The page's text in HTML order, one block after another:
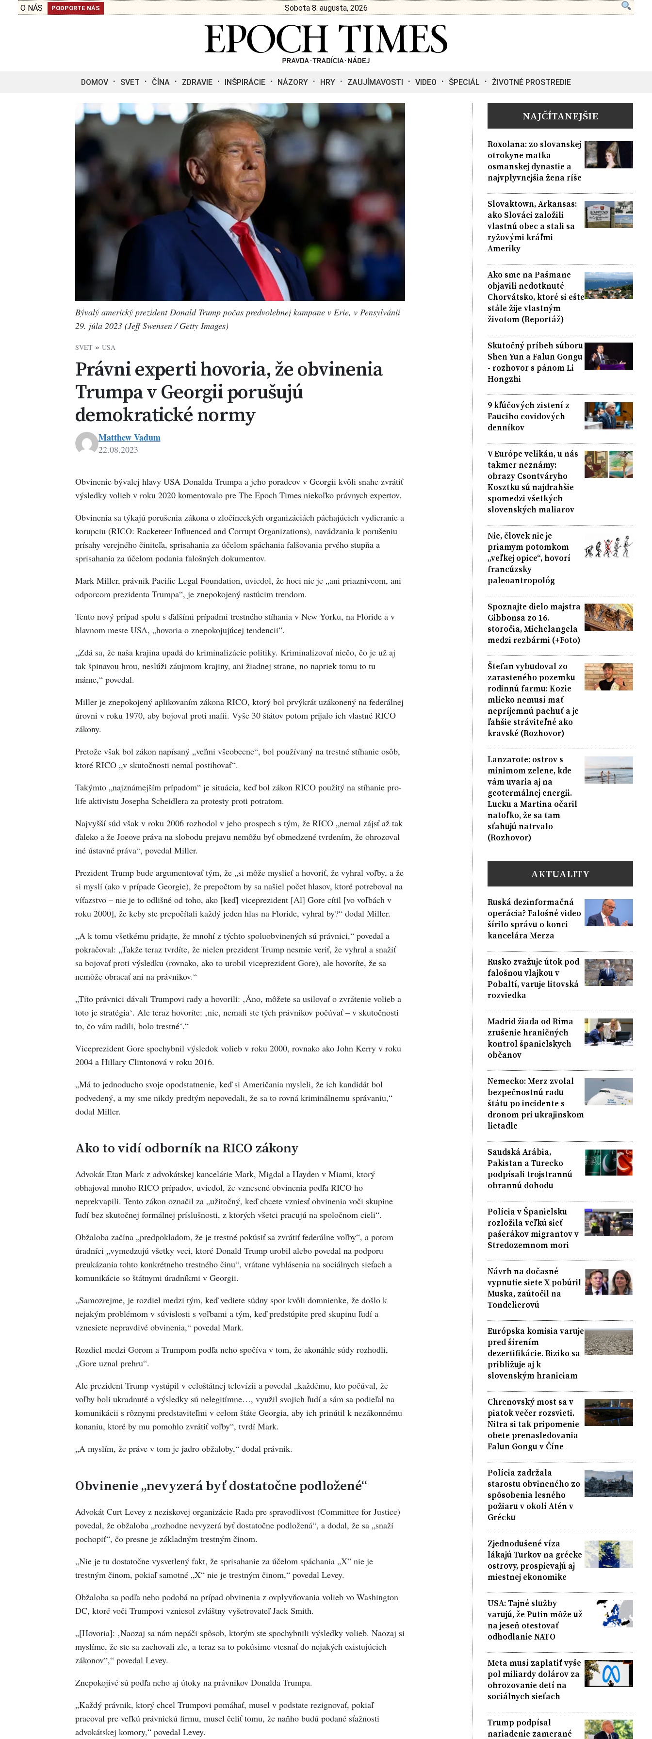
O NÁS PODPORTE NÁS Sobota 8. augusta, 2026
DOMOV SVET ČÍNA ZDRAVIE INŠPIRÁCIE NÁZORY HRY ZAUJÍMAVOSTI VIDEO ŠPECIÁL ŽIVOTNÉ PROSTREDIE
Bývalý americký prezident Donald Trump počas predvolebnej kampane v Erie, v Pensylvánii
29. júla 2023 (Jeff Swensen / Getty Images)
SVET» USA
Právni experti hovoria, že obvinenia
Trumpa v Georgii porušujú
demokratické normy
Matthew Vadum
22.08.2023
Obvinenie bývalej hlavy USA Donalda Trumpa a jeho poradcov v Georgii kvôli snahe zvrátiť
výsledky volieb v roku 2020 komentovalo pre The Epoch Times niekoľko právnych expertov.
Obvinenia sa týkajú porušenia zákona o zločineckých organizáciách páchajúcich vydieranie a
korupciu (RICO: Racketeer Influenced and Corrupt Organizations), navádzania k porušeniu
prísahy verejného činiteľa, sprisahania za účelom spáchania falšovania prvého stupňa a
sprisahania za účelom podania falošných dokumentov.
Mark Miller, právnik Pacific Legal Foundation, uviedol, že hoci nie je „ani priaznivcom, ani
odporcom prezidenta Trumpa“, je znepokojený rastúcim trendom.
Tento nový prípad spolu s ďalšími prípadmi trestného stíhania v New Yorku, na Floride a v
hlavnom meste USA, „hovoria o znepokojujúcej tendencii“.
„Zdá sa, že naša krajina upadá do kriminalizácie politiky. Kriminalizovať niečo, čo je už aj
tak špinavou hrou, neslúži záujmom krajiny, ani žiadnej strane, no napriek tomu to tu
máme,“ povedal.
Miller je znepokojený aplikovaním zákona RICO, ktorý bol prvýkrát uzákonený na federálnej
úrovni v roku 1970, aby bojoval proti mafii. Vyše 30 štátov potom prijalo ich vlastné RICO
zákony.
Pretože však bol zákon napísaný „veľmi všeobecne“, bol používaný na trestné stíhanie osôb,
ktoré RICO „v skutočnosti nemal postihovať“.
Takýmto „najznámejším prípadom“ je situácia, keď bol zákon RICO použitý na stíhanie pro-
life aktivistu Josepha Scheidlera za protesty proti potratom.
Najvyšší súd však v roku 2006 rozhodol v jeho prospech s tým, že RICO „nemal zájsť až tak
ďaleko a že Joeove práva na slobodu prejavu nemôžu byť obmedzené tvrdením, že ohrozoval
iné ústavné práva“, povedal Miller.
Prezident Trump bude argumentovať tým, že „si môže myslieť a hovoriť, že vyhral voľby, a že
si myslí (ako v prípade Georgie), že prepočtom by sa našiel počet hlasov, ktoré potreboval na
víťazstvo – nie je to odlišné od toho, ako [keď] viceprezident [Al] Gore cítil [vo voľbách v
roku 2000], že keby ste prepočítali každý jeden hlas na Floride, vyhral by?“ dodal Miller.
„A k tomu všetkému pridajte, že mnohí z týchto spoluobvinených sú právnici,“ povedal a
pokračoval: „Takže teraz tvrdíte, že nielen prezident Trump nesmie veriť, že vyhral a snažiť
sa bojovať proti výsledku (rovnako, ako to urobil viceprezident Gore), ale hovoríte, že sa
nemôže obracať ani na právnikov.“
„Títo právnici dávali Trumpovi rady a hovorili: ‚Áno, môžete sa usilovať o zvrátenie volieb a
toto je stratégia‘. Ale teraz hovoríte: ‚nie, nemali ste tých právnikov počúvať – v skutočnosti
to, čo vám radili, bolo trestné‘.“
Viceprezident Gore spochybnil výsledok volieb v roku 2000, rovnako ako John Kerry v roku
2004 a Hillary Clintonová v roku 2016.
„Má to jednoducho svoje opodstatnenie, keď si Američania mysleli, že ich kandidát bol
podvedený, a my sme nikdy predtým nepovedali, že sa to rovná kriminálnemu správaniu,“
dodal Miller.
Ako to vidí odborník na RICO zákony
Advokát Etan Mark z advokátskej kancelárie Mark, Migdal a Hayden v Miami, ktorý
obhajoval mnoho RICO prípadov, uviedol, že vznesené obvinenia podľa RICO ho
neprekvapili. Tento zákon označil za „užitočný, keď chcete vzniesť obvinenia voči skupine
ľudí bez skutočnej formálnej príslušnosti, z ktorých všetci pracujú na spoločnom cieli“.
Obžaloba začína „predpokladom, že je trestné pokúsiť sa zvrátiť federálne voľby“, a potom
úradníci „vymedzujú všetky veci, ktoré Donald Trump urobil alebo povedal na podporu
preukázania tohto konkrétneho trestného činu“, vrátane vyhlásenia na sociálnych sieťach a
komunikácie so štátnymi úradníkmi v Georgii.
„Samozrejme, je rozdiel medzi tým, keď vediete súdny spor kvôli domnienke, že došlo k
nejakým problémom v súvislosti s voľbami a tým, keď predstúpite pred skupinu ľudí a
vznesiete nepravdivé obvinenia,“ povedal Mark.
Rozdiel medzi Gorom a Trumpom podľa neho spočíva v tom, že akonáhle súdy rozhodli,
„Gore uznal prehru“.
Ale prezident Trump vystúpil v celoštátnej televízii a povedal „každému, kto počúval, že
voľby boli ukradnuté a výsledky sú nelegitímne…, využil svojich ľudí a sám sa podieľal na
komunikácii s rôznymi predstaviteľmi v celom štáte Georgia, aby ich prinútil k nezákonnému
konaniu, ktoré by mu pomohlo zvrátiť voľby“, tvrdí Mark.
„A myslím, že práve v tom je jadro obžaloby,“ dodal právnik.
Obvinenie „nevyzerá byť dostatočne podložené“
Advokát Curt Levey z neziskovej organizácie Rada pre spravodlivost (Committee for Justice)
povedal, že obžaloba „rozhodne nevyzerá byť dostatočne podložená“, a dodal, že sa „snaží
pochopiť“, čo presne je základným trestným činom.
„Nie je tu dostatočne vysvetlený fakt, že sprisahanie za účelom spáchania „X” nie je
trestným činom, pokiaľ samotné „X“ nie je trestným činom,“ povedal Levey.
Obžaloba sa podľa neho podobá na prípad obvinenia z ovplyvňovania volieb vo Washington
DC, ktoré voči Trumpovi vzniesol zvláštny vyšetrovateľ Jack Smith.
„[Hovoria]: ‚Naozaj sa nám nepáči spôsob, ktorým ste spochybnili výsledky volieb. Naozaj si
myslíme, že ste sa zachovali zle, a teraz sa to pokúsime vtesnať do nejakých existujúcich
zákonov“,“ povedal Levey.
Znepokojivé sú podľa neho aj útoky na právnikov Donalda Trumpa.
„Každý právnik, ktorý chcel Trumpovi pomáhať, musel v podstate rezignovať, pokiaľ
pracoval pre veľkú právnickú firmu, musel čeliť tomu, že naňho budú podané sťažnosti
advokátskej komory,“ povedal Levey.
NAJČÍTANEJŠIE
Roxolana: zo slovanskej
otrokyne matka
osmanskej dynastie a
najvplyvnejšia žena ríše
Slovaktown, Arkansas:
ako Slováci založili
vlastnú obec a stali sa
ryžovými kráľmi
Ameriky
Ako sme na Pašmane
objavili nedotknuté
Chorvátsko, ktoré si ešte
stále žije vlastným
životom (Reportáž)
Skutočný príbeh súboru
Shen Yun a Falun Gongu
- rozhovor s pánom Li
Hongzhi
9 kľúčových zistení z
Fauciho covidových
denníkov
V Európe velikán, u nás
takmer neznámy:
obrazy Csontváryho
Kosztku sú najdrahšie
spomedzi všetkých
slovenských maliarov
Nie, človek nie je
priamym potomkom
„veľkej opice“, hovorí
francúzsky
paleoantropológ
Spoznajte dielo majstra
Gibbonsa zo 16.
storočia, Michelangela
medzi rezbármi (+Foto)
Štefan vybudoval zo
zarasteného pozemku
rodinnú farmu: Kozie
mlieko nemusí mať
nepríjemnú pachuť a je
ľahšie stráviteľné ako
kravské (Rozhovor)
Lanzarote: ostrov s
minimom zelene, kde
vám uvaria aj na
geotermálnej energii.
Lucku a Martina očaril
natoľko, že sa tam
sťahujú natrvalo
(Rozhovor)
AKTUALITY
Ruská dezinformačná
operácia? Falošné video
šírilo správu o konci
kancelára Merza
Rusko zvažuje útok pod
falošnou vlajkou v
Pobaltí, varuje litovská
rozviedka
Madrid žiada od Ríma
zrušenie hraničných
kontrol španielskych
občanov
Nemecko: Merz zvolal
bezpečnostnú radu
štátu po incidente s
dronom pri ukrajinskom
lietadle
Saudská Arábia,
Pakistan a Turecko
podpísali trojstrannú
obrannú dohodu
Polícia v Španielsku
rozložila veľkú sieť
pašerákov migrantov v
Stredozemnom mori
Návrh na dočasné
vypnutie siete X pobúril
Muska, zaútočil na
Tondelierovú
Európska komisia varuje
pred šírením
dezertifikácie. Riziko sa
približuje aj k
slovenským hraniciam
Chrenovský most sa v
piatok večer rozsvieti.
Nitra si tak pripomenie
obete prenasledovania
Falun Gongu v Číne
Polícia zadržala
starostu obvineného zo
spôsobenia lesného
požiaru v okolí Atén v
Grécku
Zjednodušené víza
lákajú Turkov na grécke
ostrovy, prospievajú aj
miestnej ekonomike
USA: Tajné služby
varujú, že Putin môže už
na jeseň otestovať
odhodlanie NATO
Meta musí zaplatiť vyše
pol miliardy dolárov za
ohrozovanie detí na
sociálnych sieťach
Trump podpísal
nariadenie zamerané